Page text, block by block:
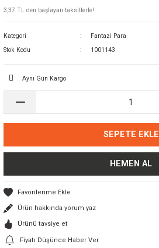
3,37 TL den başlayan taksitlerle!
Kategori Fantazi Para
Stok Kodu 1001143
Aynı Gün Kargo
SEPETE EKLE
HEMEN AL
Ürün hakkında yorum yaz
Ürünü tavsiye et
Fiyatı Düşünce Haber Ver